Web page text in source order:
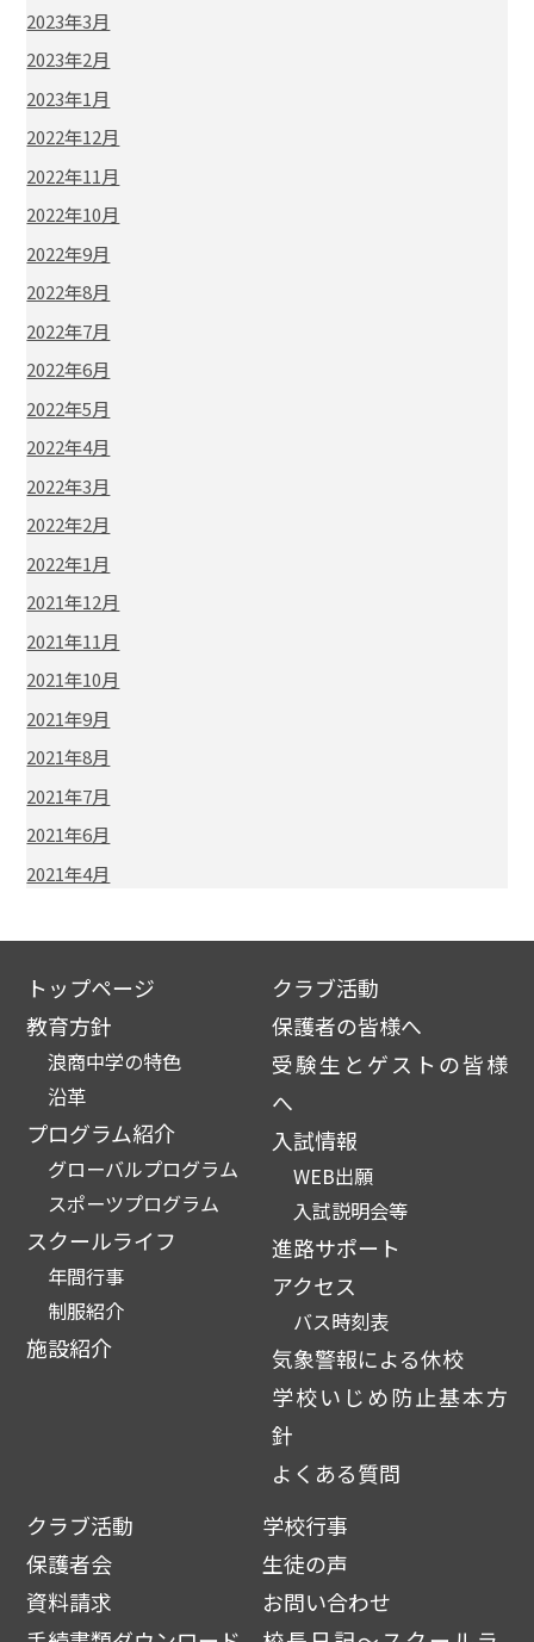
2023年3月
2023年2月
2023年1月
2022年12月
2022年11月
2022年10月
2022年9月
2022年8月
2022年7月
2022年6月
2022年5月
2022年4月
2022年3月
2022年2月
2022年1月
2021年12月
2021年11月
2021年10月
2021年9月
2021年8月
2021年7月
2021年6月
2021年4月
トップページ
教育方針
浪商中学の特色
沿革
プログラム紹介
グローバルプログラム
スポーツプログラム
スクールライフ
年間行事
制服紹介
施設紹介
クラブ活動
保護者の皆様へ
受験生とゲストの皆様
へ
入試情報
WEB出願
入試説明会等
進路サポート
アクセス
バス時刻表
気象警報による休校
学校いじめ防止基本方
針
よくある質問
クラブ活動
学校行事
保護者会
生徒の声
資料請求
お問い合わせ